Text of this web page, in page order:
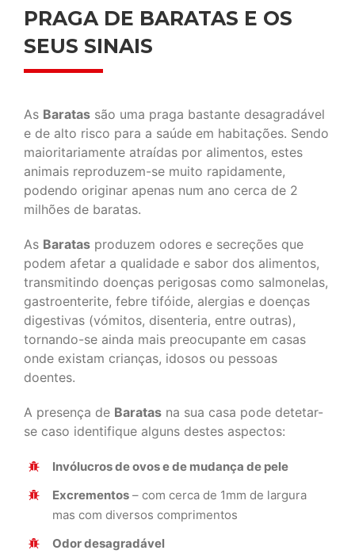
PRAGA DE BARATAS E OS
SEUS SINAIS
As Baratas são uma praga bastante desagradável
e de alto risco para a saúde em habitações. Sendo
maioritariamente atraídas por alimentos, estes
animais reproduzem-se muito rapidamente,
podendo originar apenas num ano cerca de 2
milhões de baratas.
As Baratas produzem odores e secreções que
podem afetar a qualidade e sabor dos alimentos,
transmitindo doenças perigosas como salmonelas,
gastroenterite, febre tifóide, alergias e doenças
digestivas (vómitos, disenteria, entre outras),
tornando-se ainda mais preocupante em casas
onde existam crianças, idosos ou pessoas
doentes.
A presença de Baratas na sua casa pode detetar-
se caso identifique alguns destes aspectos:
Invólucros de ovos e de mudança de pele
Excrementos – com cerca de 1mm de largura
mas com diversos comprimentos
Odor desagradável